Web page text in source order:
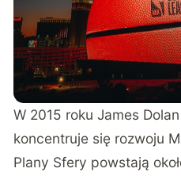
W 2015 roku James
koncentruje się rozwoju
Plany Sfery powstają